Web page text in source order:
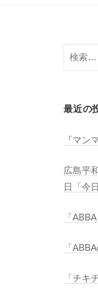
検
索:
最近の
『マン
広島平
日「今
「
「
「チキ